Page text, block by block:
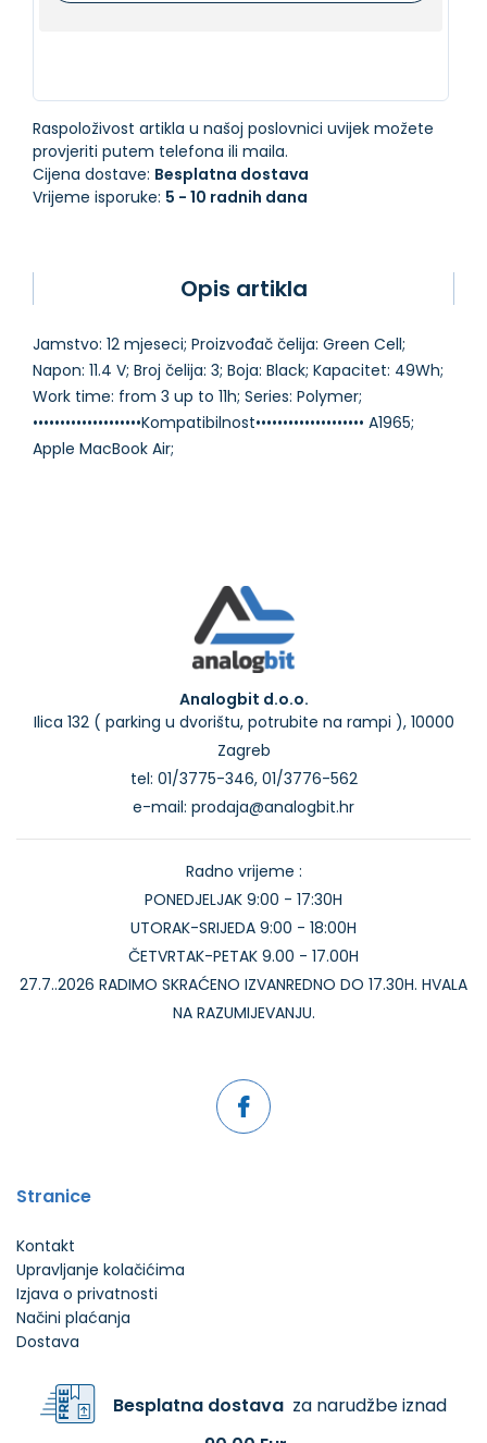
Raspoloživost artikla u našoj poslovnici uvijek možete
provjeriti putem telefona ili maila.
Cijena dostave: Besplatna dostava
Vrijeme isporuke: 5 - 10 radnih dana
Opis artikla
Jamstvo: 12 mjeseci; Proizvođač čelija: Green Cell;
Napon: 11.4 V; Broj čelija: 3; Boja: Black; Kapacitet: 49Wh;
Work time: from 3 up to 11h; Series: Polymer;
••••••••••••••••••••Kompatibilnost•••••••••••••••••••• A1965;
Analogbit d.o.o.
Ilica 132 ( parking u dvorištu, potrubite na rampi ), 10000
Zagreb
tel: 01/3775-346, 01/3776-562
e-mail: prodaja@analogbit.hr
Radno vrijeme :
PONEDJELJAK 9:00 - 17:30H
UTORAK-SRIJEDA 9:00 - 18:00H
ČETVRTAK-PETAK 9.00 - 17.00H
27.7..2026 RADIMO SKRAĆENO IZVANREDNO DO 17.30H. HVALA
NA RAZUMIJEVANJU.
Stranice
Kontakt
Upravljanje kolačićima
Izjava o privatnosti
Načini plaćanja
Dostava
Besplatna dostavaza narudžbe iznad